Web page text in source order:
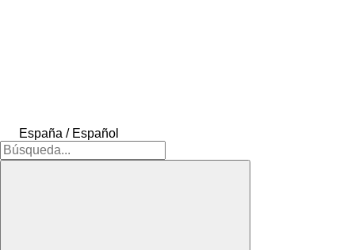
España / Español